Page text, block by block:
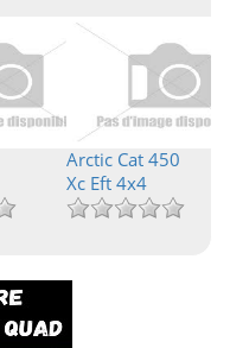
Arctic Cat 450
Xc Eft 4x4